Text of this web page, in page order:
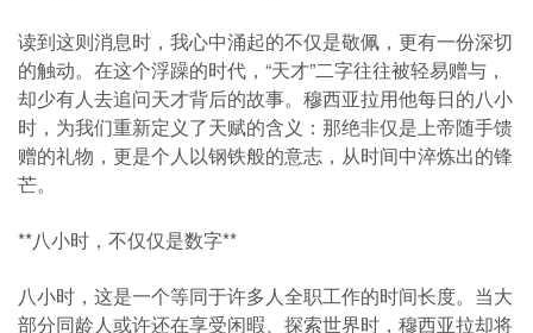
读到这则消息时，我心中涌起的不仅是敬佩，更有一份深切
的触动。在这个浮躁的时代，“天才”二字往往被轻易赠与，
却少有人去追问天才背后的故事。穆西亚拉用他每日的八小
时，为我们重新定义了天赋的含义：那绝非仅是上帝随手馈
赠的礼物，更是个人以钢铁般的意志，从时间中淬炼出的锋
芒。
**八小时，不仅仅是数字**
八小时，这是一个等同于许多人全职工作的时间长度。当大
部分同龄人或许还在享受闲暇、探索世界时，穆西亚拉却将